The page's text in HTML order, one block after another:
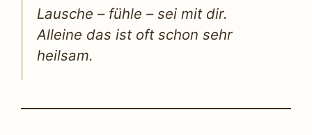
Lausche – fühle – sei mit dir.
Alleine das ist oft schon sehr
heilsam.